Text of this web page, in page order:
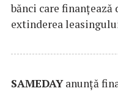
bănci care finanțează
extinderea
SAMEDAYanunță